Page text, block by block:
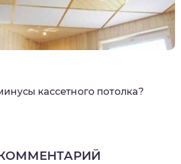
кассетного потолка?